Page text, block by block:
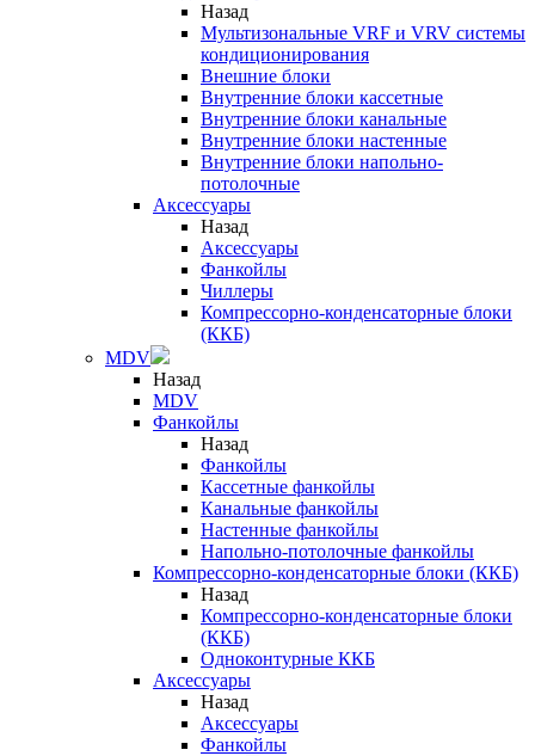
Назад
Мультизональные VRF и VRV системы
кондиционирования
Внешние блоки
Внутренние блоки кассетные
Внутренние блоки канальные
Внутренние блоки настенные
Внутренние блоки напольно-
потолочные
Аксессуары
Назад
Аксессуары
Фанкойлы
Чиллеры
Компрессорно-конденсаторные блоки
(ККБ)
MDV
Назад
MDV
Фанкойлы
Назад
Фанкойлы
Кассетные фанкойлы
Канальные фанкойлы
Настенные фанкойлы
Напольно-потолочные фанкойлы
Компрессорно-конденсаторные блоки (ККБ)
Назад
Компрессорно-конденсаторные блоки
(ККБ)
Одноконтурные ККБ
Аксессуары
Назад
Аксессуары
Фанкойлы